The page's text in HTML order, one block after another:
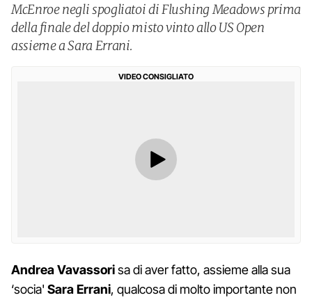
McEnroe negli spogliatoi di Flushing Meadows prima
della finale del doppio misto vinto allo US Open
assieme a Sara Errani.
VIDEO CONSIGLIATO
Andrea Vavassorisa di aver fatto, assieme alla sua
‘socia' Sara Errani, qualcosa di molto importante non